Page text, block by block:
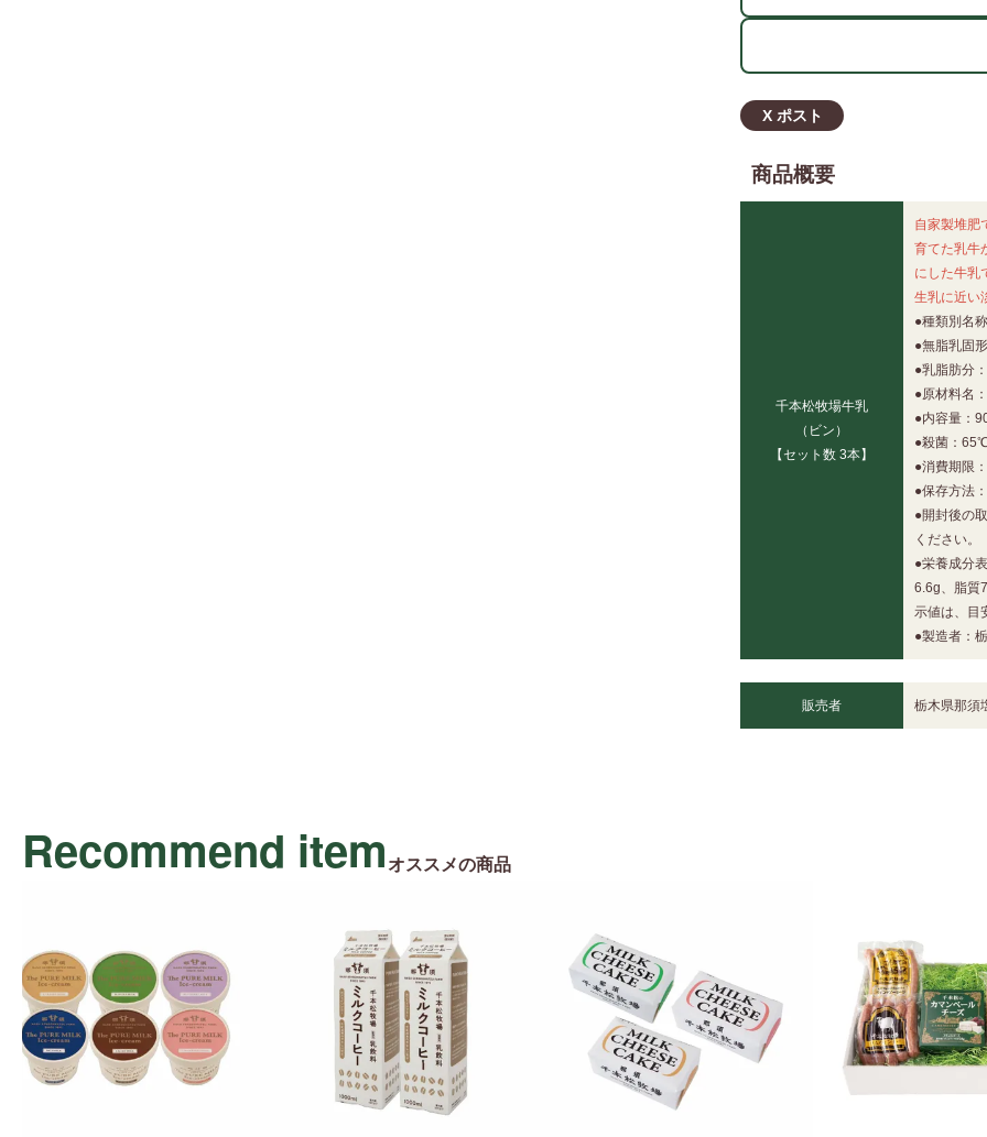
X ポスト
商品概要
千本松牧場牛乳
（ビン）
【セット数 3本】
自家製堆肥
育てた乳牛
にした牛乳
生乳に近い
●種類別名
●無脂乳固
●乳脂肪分
●原材料名
●内容量：
●殺菌：
●消費期限
●保存方法
●開封後の
ください。
●栄養成分
6.6g、脂質
示値は、目
●製造者：
販売者 栃木県那須
Recommend item オススメの商品